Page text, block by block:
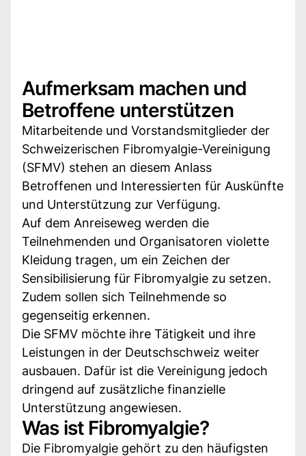
Aufmerksam machen und
Betroffene unterstützen
Mitarbeitende und Vorstandsmitglieder der
Schweizerischen Fibromyalgie-Vereinigung
(SFMV) stehen an diesem Anlass
Betroffenen und Interessierten für Auskünfte
und Unterstützung zur Verfügung.
Auf dem Anreiseweg werden die
Teilnehmenden und Organisatoren violette
Kleidung tragen, um ein Zeichen der
Sensibilisierung für Fibromyalgie zu setzen.
Zudem sollen sich Teilnehmende so
gegenseitig erkennen.
Die SFMV möchte ihre Tätigkeit und ihre
Leistungen in der Deutschschweiz weiter
ausbauen. Dafür ist die Vereinigung jedoch
dringend auf zusätzliche finanzielle
Unterstützung angewiesen.
Was ist Fibromyalgie?
Die Fibromyalgie gehört zu den häufigsten